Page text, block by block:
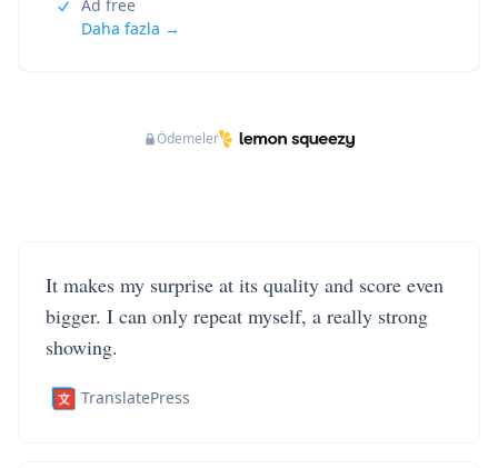
Ad free
Daha fazla →
Ödemeler
It makes my surprise at its quality and score even
bigger. I can only repeat myself, a really strong
showing.
TranslatePress